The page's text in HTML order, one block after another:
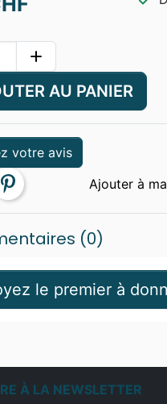
add
AU PANIER
votre avis
pinterest
(0)
le premier à
À LA NEWSLETTER